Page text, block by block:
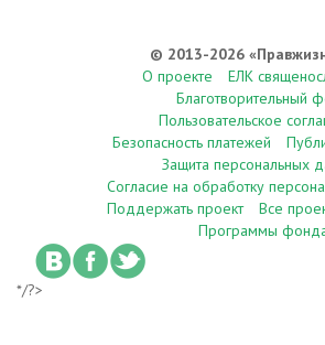
© 2013-2026
О проекте
ЕЛК
Благотворительный
Пользовательское
Безопасность платежей
Защита персональных
Согласие на обработку
Поддержать проект
Все
Программы
*/?>